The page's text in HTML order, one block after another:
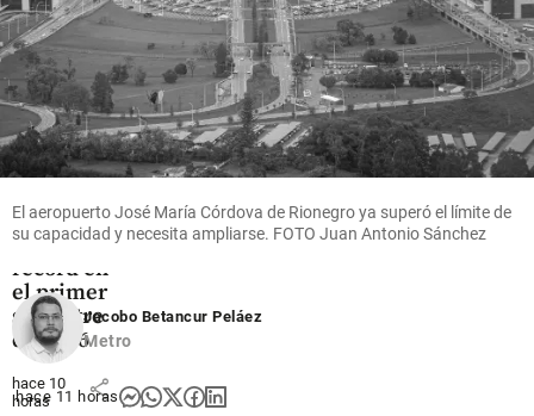
Economía
Mineros
ingresos y
utilidades
récord en
el primer
semestre
de 2026
hace 10
horas
share
El aeropuerto José María Córdova de Rionegro ya superó el límite de
su capacidad y necesita ampliarse. FOTO Juan Antonio Sánchez
Jacobo Betancur Peláez
Metro
hace 11 horas